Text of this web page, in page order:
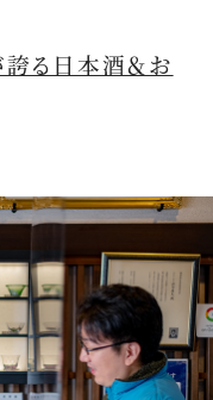
る日本酒＆お